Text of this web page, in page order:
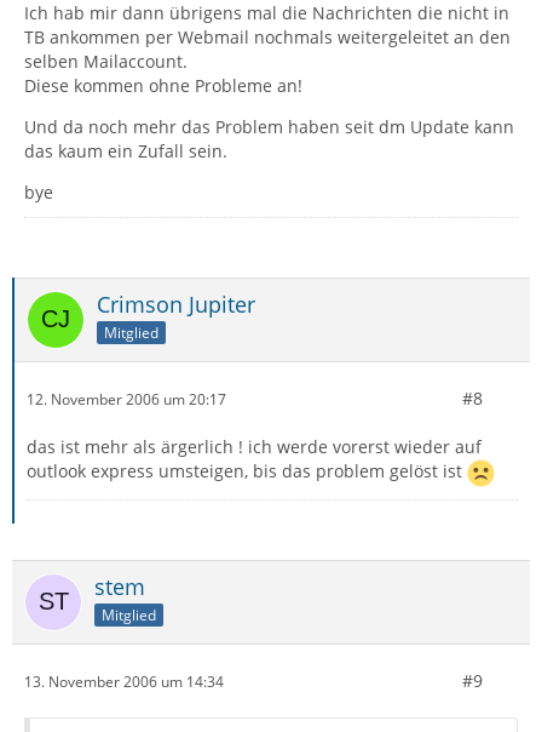
Ich hab mir dann übrigens mal die Nachrichten die nicht in
TB ankommen per Webmail nochmals weitergeleitet an den
selben Mailaccount.
Diese kommen ohne Probleme an!
Und da noch mehr das Problem haben seit dm Update kann
das kaum ein Zufall sein.
bye
Crimson Jupiter
Mitglied
12. November 2006 um 20:17 #8
das ist mehr als ärgerlich ! ich werde vorerst wieder auf
outlook express umsteigen, bis das problem gelöst ist
stem
Mitglied
13. November 2006 um 14:34 #9